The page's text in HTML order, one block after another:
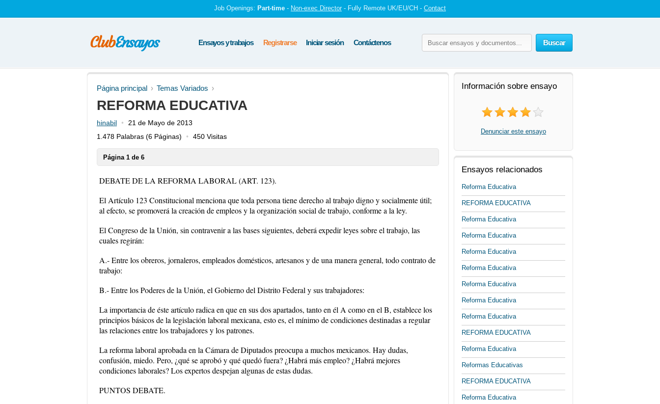
Job Openings: Part-time - Non-exec Director - Fully Remote UK/EU/CH - Contact
Buscar
Ensayos y trabajos Registrarse Iniciar sesión Contáctenos
Página principal Temas Variados
REFORMA EDUCATIVA
hinabil
21 de Mayo de 2013
1.478 Palabras (6 Páginas) 450 Visitas
Página 1 de 6
DEBATE DE LA REFORMA LABORAL (ART. 123).
El Artículo 123 Constitucional menciona que toda persona tiene derecho al trabajo digno y socialmente útil;
al efecto, se promoverá la creación de empleos y la organización social de trabajo, conforme a la ley.
El Congreso de la Unión, sin contravenir a las bases siguientes, deberá expedir leyes sobre el trabajo, las
cuales regirán:
A.- Entre los obreros, jornaleros, empleados domésticos, artesanos y de una manera general, todo contrato de
trabajo:
B.- Entre los Poderes de la Unión, el Gobierno del Distrito Federal y sus trabajadores:
La importancia de éste artículo radica en que en sus dos apartados, tanto en él A como en el B, establece los
principios básicos de la legislación laboral mexicana, esto es, el mínimo de condiciones destinadas a regular
las relaciones entre los trabajadores y los patrones.
La reforma laboral aprobada en la Cámara de Diputados preocupa a muchos mexicanos. Hay dudas,
confusión, miedo. Pero, ¿qué se aprobó y qué quedó fuera? ¿Habrá más empleo? ¿Habrá mejores
condiciones laborales? Los expertos despejan algunas de estas dudas.
PUNTOS DEBATE.
Información sobre ensayo
Denunciar este ensayo
Ensayos relacionados
Reforma Educativa
REFORMA EDUCATIVA
Reforma Educativa
Reforma Educativa
Reforma Educativa
Reforma Educativa
Reforma Educativa
Reforma Educativa
Reforma Educativa
REFORMA EDUCATIVA
Reforma Educativa
Reformas Educativas
REFORMA EDUCATIVA
Reforma Educativa